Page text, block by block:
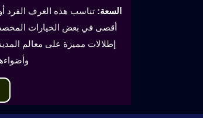
السعة:
أقصى في بعض الخيارات
إطلالات مميزة على معالم